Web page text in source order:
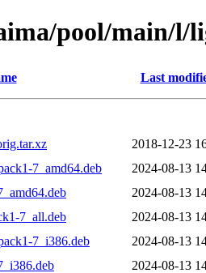
pool/main/l/
Last
2018-12-23
7_amd64.deb
2024-08-13
2024-08-13
7_all.deb
2024-08-13
7_i386.deb
2024-08-13
2024-08-13